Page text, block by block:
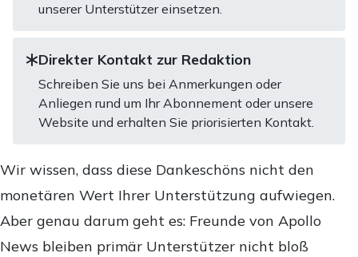
unserer Unterstützer einsetzen.
Direkter Kontakt zur Redaktion
Schreiben Sie uns bei Anmerkungen oder
Anliegen rund um Ihr Abonnement oder unsere
Website und erhalten Sie priorisierten Kontakt.
Wir wissen, dass diese Dankeschöns nicht den
monetären Wert Ihrer Unterstützung aufwiegen.
Aber genau darum geht es: Freunde von Apollo
News bleiben primär Unterstützer nicht bloß